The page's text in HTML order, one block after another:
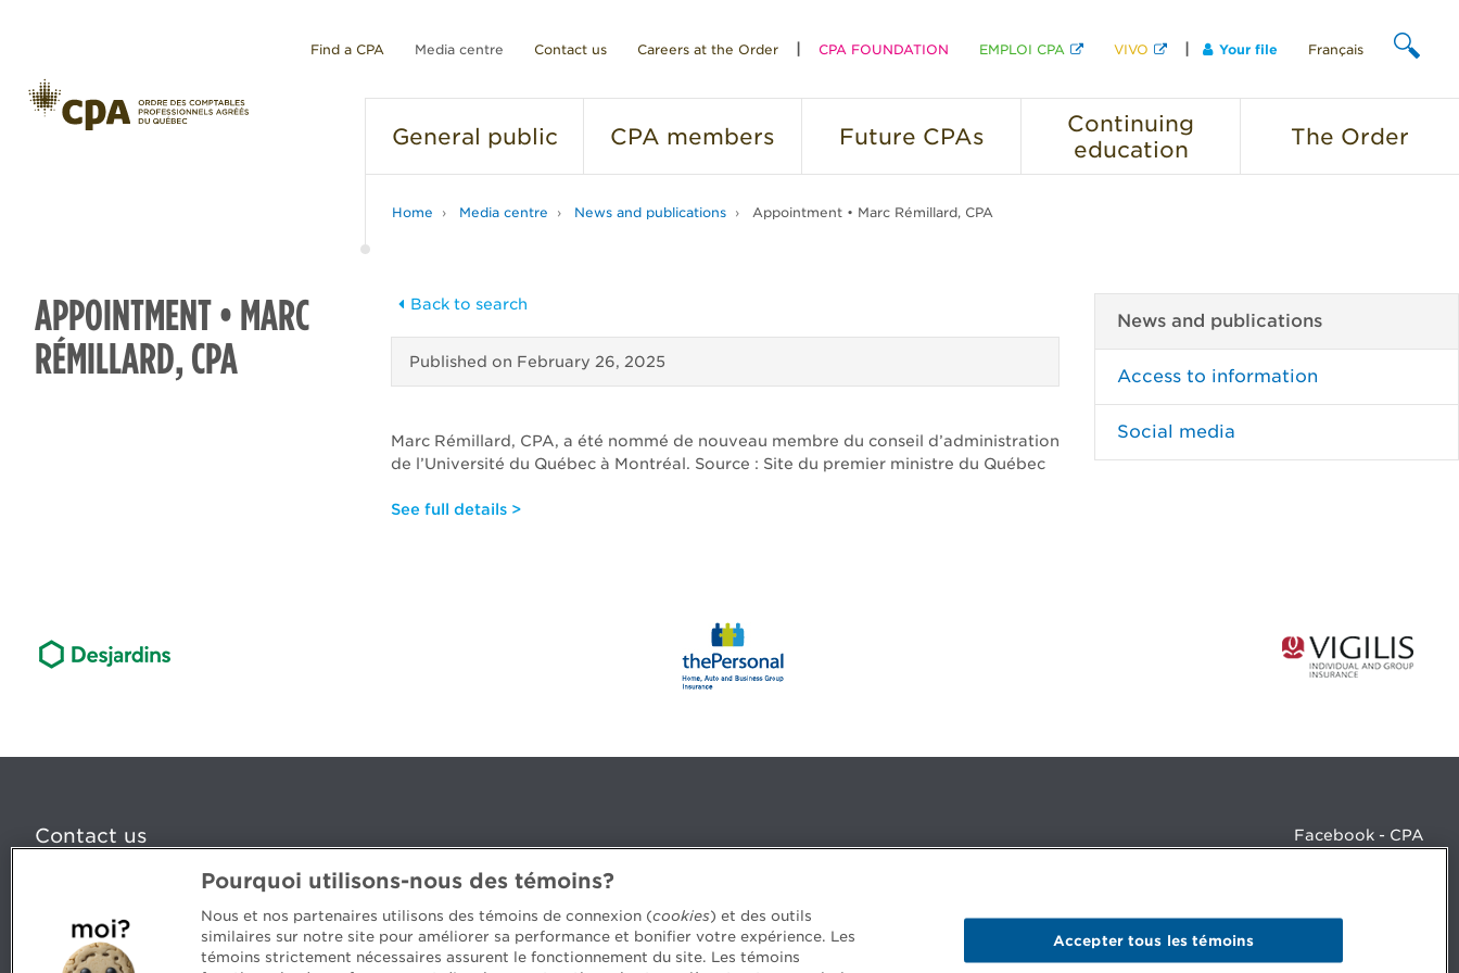
Find a CPA Media centre Contact us Careers at the Order CPA FOUNDATION EMPLOI CPA VIVO Your file Français
General public CPA members Future CPAs
Continuing
education
The Order
Home Media centre News and publications Appointment • Marc Rémillard, CPA
APPOINTMENT • MARC
RÉMILLARD, CPA
Back to search
Published on February 26, 2025
Marc Rémillard, CPA, a été nommé de nouveau membre du conseil d’administration
de l’Université du Québec à Montréal. Source : Site du premier ministre du Québec
See full details >
News and publications
Access to information
Social media
Contact us
5, Place Ville Marie, bureau 800, Montréal (Québec) H3B 2G2
Questions? Ask our team >
Facebook - CPA
LinkedIn - 20 minutes CPA
LinkedIn - Emploi CPA
Pourquoi utilisons-nous des témoins?
Nous et nos partenaires utilisons des témoins de connexion (cookies) et des outils
similaires sur notre site pour améliorer sa performance et bonifier votre expérience. Les
témoins strictement nécessaires assurent le fonctionnement du site. Les témoins
Accepter tous les témoins